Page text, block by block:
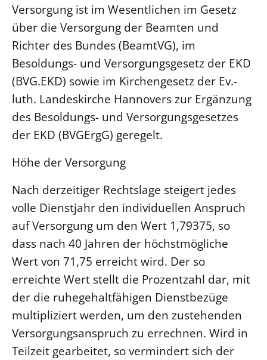
Versorgung ist im Wesentlichen im Gesetz
über die Versorgung der Beamten und
Richter des Bundes (BeamtVG), im
Besoldungs- und Versorgungsgesetz der EKD
(BVG.EKD) sowie im Kirchengesetz der Ev.-
luth. Landeskirche Hannovers zur Ergänzung
des Besoldungs- und Versorgungsgesetzes
der EKD (BVGErgG) geregelt.
Höhe der Versorgung
Nach derzeitiger Rechtslage steigert jedes
volle Dienstjahr den individuellen Anspruch
auf Versorgung um den Wert 1,79375, so
dass nach 40 Jahren der höchstmögliche
Wert von 71,75 erreicht wird. Der so
erreichte Wert stellt die Prozentzahl dar, mit
der die ruhegehaltfähigen Dienstbezüge
multipliziert werden, um den zustehenden
Versorgungsanspruch zu errechnen. Wird in
Teilzeit gearbeitet, so vermindert sich der